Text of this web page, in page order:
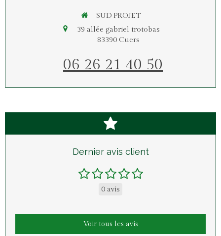
SUD PROJET
39 allée gabriel trotobas
83390 Cuers
06 26 21 40 50
Dernier avis client
0 avis
Voir tous les avis